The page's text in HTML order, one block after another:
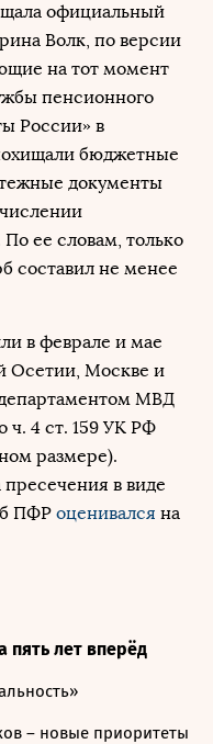
официальный
Волк, по версии
на тот момент
пенсионного
России» в
бюджетные
документы
ее словам, только
составил не менее
в феврале и мае
Осетии, Москве и
МВД
ч. 4 ст. 159 УК РФ
размере).
в виде
ПФР оценивался на
пять лет вперёд
– новые приоритеты